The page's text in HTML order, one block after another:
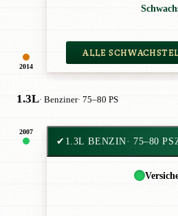
2014
ALLE
1.3L· Benziner· 75–80 PS
2007
✔ 1.3L BENZIN· 75–80 PS